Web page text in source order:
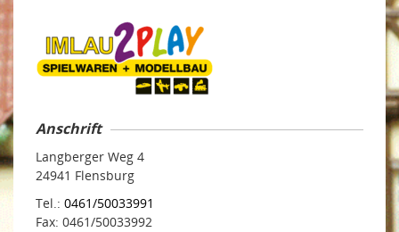
Anschrift
Langberger Weg 4
24941 Flensburg
Tel.: 0461/50033991
Fax: 0461/50033992